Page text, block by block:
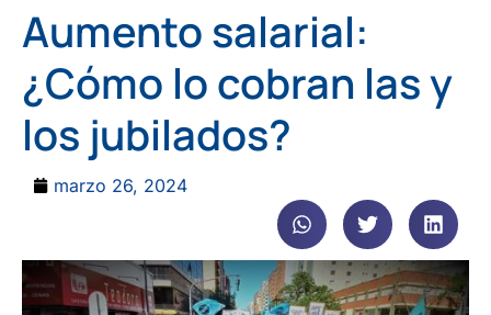
Aumento salarial:
¿Cómo lo cobran las y
los jubilados?
marzo 26, 2024